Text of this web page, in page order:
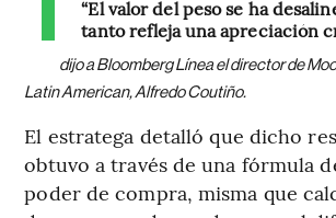
“El valor del peso se ha
tanto refleja una apreciación
dijo a Bloomberg Línea el director de
Latin American, Alfredo Coutiño.
El estratega detalló que dicho
obtuvo a través de una fórmula
poder de compra, misma que